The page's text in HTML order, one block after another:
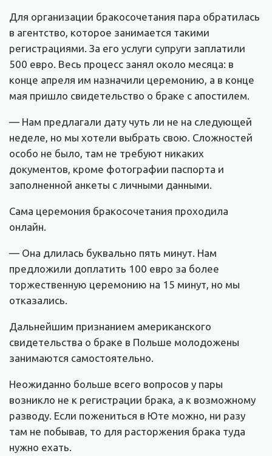
Для организации бракосочетания пара обратилась
в агентство, которое занимается такими
регистрациями. За его услуги супруги заплатили
500 евро. Весь процесс занял около месяца: в
конце апреля им назначили церемонию, а в конце
мая пришло свидетельство о браке с апостилем.
— Нам предлагали дату чуть ли не на следующей
неделе, но мы хотели выбрать свою. Сложностей
особо не было, там не требуют никаких
документов, кроме фотографии паспорта и
заполненной анкеты с личными данными.
Сама церемония бракосочетания проходила
онлайн.
— Она длилась буквально пять минут. Нам
предложили доплатить 100 евро за более
торжественную церемонию на 15 минут, но мы
отказались.
Дальнейшим признанием американского
свидетельства о браке в Польше молодожены
занимаются самостоятельно.
Неожиданно больше всего вопросов у пары
возникло не к регистрации брака, а к возможному
разводу. Если пожениться в Юте можно, ни разу
там не побывав, то для расторжения брака туда
нужно ехать.